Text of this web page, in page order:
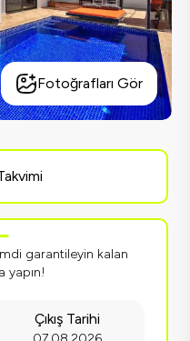
Fotoğrafları Gör
garantileyin kalan
yapın!
Çıkış Tarihi